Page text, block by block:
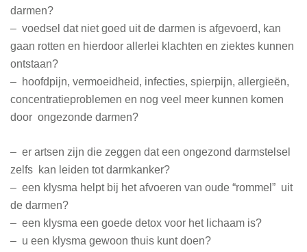
darmen?
– voedsel dat niet goed uit de darmen is afgevoerd, kan
gaan rotten en hierdoor allerlei klachten en ziektes kunnen
ontstaan?
– hoofdpijn, vermoeidheid, infecties, spierpijn, allergieën,
concentratieproblemen en nog veel meer kunnen komen
door ongezonde darmen?
– er artsen zijn die zeggen dat een ongezond darmstelsel
zelfs kan leiden tot darmkanker?
– een klysma helpt bij het afvoeren van oude “rommel” uit
de darmen?
– een klysma een goede detox voor het lichaam is?
– u een klysma gewoon thuis kunt doen?